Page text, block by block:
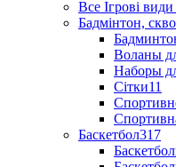
Все Ігрові
Бадмінтон,
Воланы
Наборы
Сітки11
Баскетбол317